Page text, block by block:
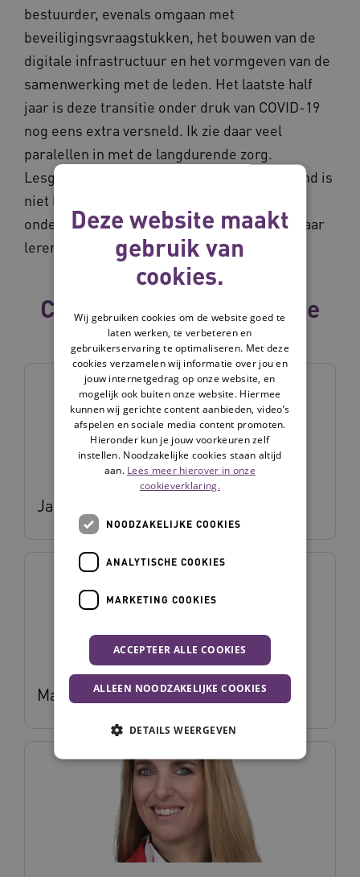
bestuurder, evenals omgaan met
beveiligingsvraagstukken, het bouwen van de
digitale infrastructuur en het vormgeven van de
samenwerking met de leden. Het laatste half
jaar is deze transitie onder druk van COVID-19
nog eens extra versneld. Ik zie daar veel
paralellen in met de langdurende zorg.
Lesgeven op afstand en zorg geven op afstand is
niet hetzelfde, maar op dit vlak kunnen het
onderwijs en de zorgsector wél veel van elkaar
leren.
Collega's binnen dezelfde
vakgroep
Janneke Haan
Marije Aalbregt
Deze website maakt
gebruik van
cookies.
Wij gebruiken cookies om de website goed te
laten werken, te verbeteren en
gebruikerservaring te optimaliseren. Met deze
cookies verzamelen wij informatie over jou en
jouw internetgedrag op onze website, en
mogelijk ook buiten onze website. Hiermee
kunnen wij gerichte content aanbieden, video’s
afspelen en sociale media content promoten.
Hieronder kun je jouw voorkeuren zelf
instellen. Noodzakelijke cookies staan altijd
aan. Lees meer hierover in onze
cookieverklaring.
NOODZAKELIJKE COOKIES
ANALYTISCHE COOKIES
MARKETING COOKIES
ACCEPTEER ALLE COOKIES
ALLEEN NOODZAKELIJKE COOKIES
DETAILS WEERGEVEN
Noodzakelijke cookies
Analytische cookies
Marketing cookies
Deze functionele en technische cookies zorgen
ervoor dat de website werkt. Deze cookies